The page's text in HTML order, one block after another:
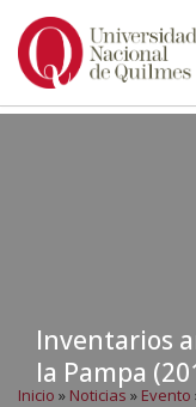
Ir
Inventarios
la Pampa
Inicio » Noticias » Evento